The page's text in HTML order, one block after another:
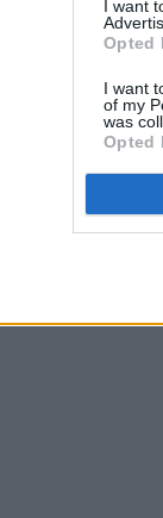
I want
Opted
I want
of my
was
Opted